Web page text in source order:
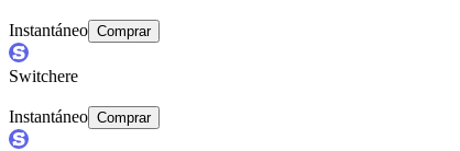
Instantáneo Comprar
Switchere
Instantáneo Comprar